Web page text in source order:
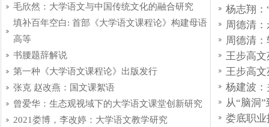
毛欣然：大学语文与中国传统文化的融合研究
填补百年空白: 首部《大学语文课程论》构建母语
高等
书腰题辞解说
第一种《大学语文课程论》出版发行
张克 赵改燕：国文课絮语
曾爱华：生态观视域下的大学语文课堂创新研究
2021娄博，李改婷：大学语文教学研究
杨志翔：
周德清
周德清
王步高
王步高
杨建波
从“脑洞
娄底职